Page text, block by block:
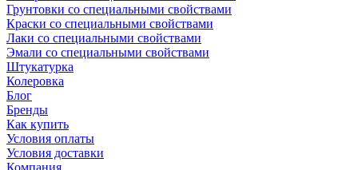
Грунтовки со специальными свойствами
Краски со специальными свойствами
Лаки со специальными свойствами
Эмали со специальными свойствами
Штукатурка
Колеровка
Блог
Бренды
Как купить
Условия оплаты
Условия доставки
Компания